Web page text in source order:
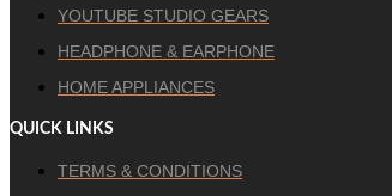
YOUTUBE STUDIO GEARS
HEADPHONE & EARPHONE
HOME APPLIANCES
QUICK LINKS
TERMS & CONDITIONS